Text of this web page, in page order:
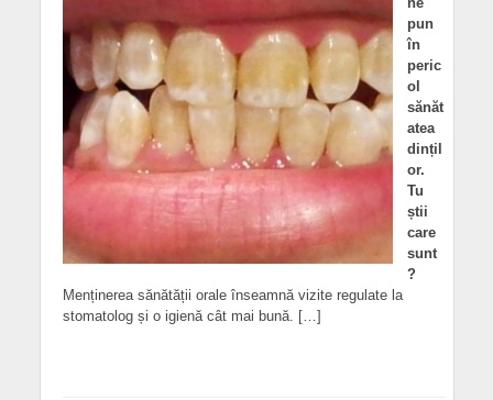
pun
în
peric
ol
sănăt
atea
dințil
or.
Tu
știi
care
sunt
?
Menținerea sănătății orale înseamnă vizite regulate la
stomatolog și o igienă cât mai bună. […]